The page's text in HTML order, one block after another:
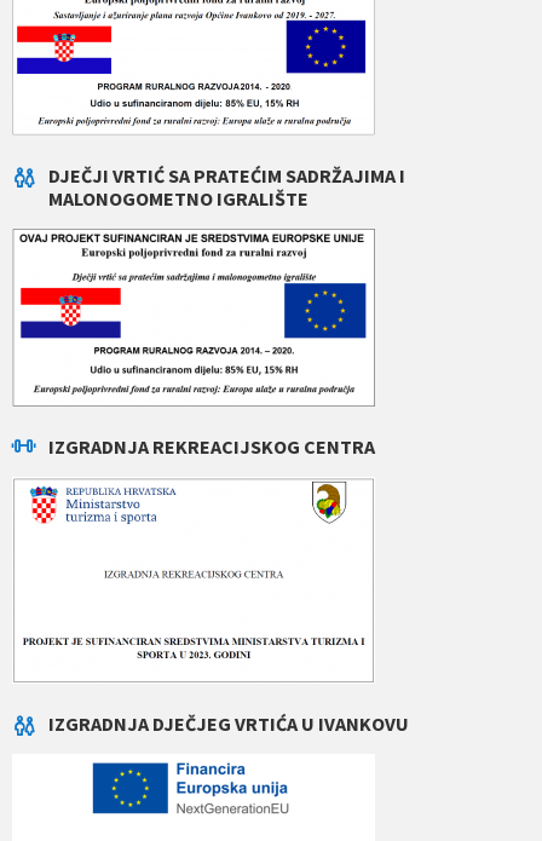
DJEČJI VRTIĆ SA PRATEĆIM SADRŽAJIMA I
MALONOGOMETNO IGRALIŠTE
IZGRADNJA REKREACIJSKOG CENTRA
IZGRADNJA DJEČJEG VRTIĆA U IVANKOVU